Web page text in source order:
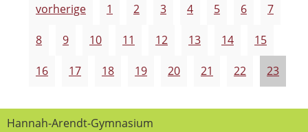
vorherige
1 2 3 4 5 6 7
8 9 10 11 12 13 14 15
16 17 18 19 20 21 22 23
Hannah-Arendt-Gymnasium